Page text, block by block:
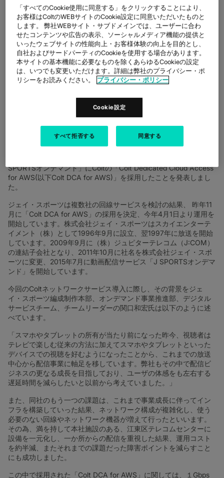
と、スポーツ生配信に
必須の遅延削減を実現
――
2025年10 月7 日
グローバル・デジタル・インフラストラクチャ企業であるColtテ
クノロジーサービス株式会社（代表取締役：大江克哉、所在地：
送、ケーブルTVに様々なスポーツの映像を放送、及びライブ配信
で提供する、株式会社ジェイ・スポーツ（本社：東京都江東区、
SPORTSオンデマンド」にColtの「Colt Dedicated Cloud Access
for AWS(以下Colt DCA for AWS)」を採用したことを発表しまし
た。
ジェイ・スポーツは複数社の回線サービスを検討の結果、 昨年11
月に「Colt DCA for AWS」の採用を決定、今年4月1日より運用を
開始しています。株式会社ジェイ・スポーツはスカイエンターテ
イメント（株）として1996年9月に設立、翌1997年に放送を開始
しています。2009年9月に（株）ジュピターテレコム（J:COM）
の連結子会社となり、2011年10月に社名を株式会社ジェイ・スポ
ーツに変更、2015年7月に動画配信サービス「J SPORTSオンデマ
ンド」を開始しています。
今回のColtネットワークサービス導入に際し、その背景をジェ
イ・スポーツ編成制作本部、オンデマンド事業推進部、デジタル
サービスチーム、チームリーダーの関口和宏氏は以下のように述
べています。
「スマホやタブレットの所有が当たり前になった昨今、視聴者は
テレビで楽しむ従来の方法に加えてスマホやタブレットといった
デバイスでの視聴を好むようになったことから、これまでの放送
中心から配信事業に軸足を移しています。弊社もその中で配信ビ
ジネスの更なる成長を目指しており、ユーザの体感をも左右する
遅延時間を減らしたいと以前から考えていました。」
また、同社のもう一つの課題は、これまで事業成長に伴ってイン
フラを構築していった結果、ネットワーク構成が複雑化し、使う
必要のない回線やネットワーク機器が増えて行ったといいます。
その為、満を持して本社施設のある、江東区テレコムセンターに
設備を一元化し、一か所からの配信を重視した結果、運用コスト
を約半減、またそれまでの課題だった障害ポイントを減らすこと
にも成功しました。
この中で採用された「Colt DCA for AWS」に関しては、１Gbps
「すべてのCookie使用に同意する」をクリックすることにより、
お客様はColtのWEBサイトのCookie設定に同意いただいたものと
します。 弊社WEBサイト・サブドメインでは、ユーザーに合わ
せたコンテンツや広告の表示、ソーシャルメディア機能の提供と
いったウェブサイトの性能向上・お客様体験の向上を目的とし、
自社およびサードパーティのCookieを使用する場合があります。
本サイトの基本機能に必要なものを除くあらゆるCookieの設定
は、いつでも変更いただけます。詳細は弊社のプライバシー・ポ
リシーをお読みください。
プライバシー・ポリシー
Cookie設定
すべて拒否する 同意する